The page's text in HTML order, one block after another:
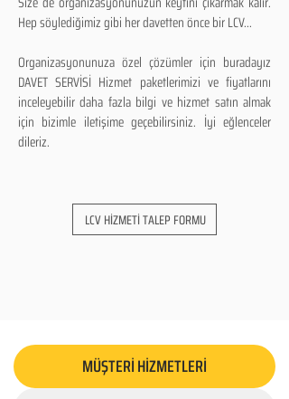
Hep söylediğimiz gibi her davetten önce bir LCV...
Organizasyonunuza özel çözümler için buradayız
DAVET SERVİSİ Hizmet paketlerimizi ve fiyatlarını
inceleyebilir daha fazla bilgi ve hizmet satın almak
için bizimle iletişime geçebilirsiniz. İyi eğlenceler
dileriz.
LCV HİZMETİ TALEP FORMU
MÜŞTERİ HİZMETLERİ